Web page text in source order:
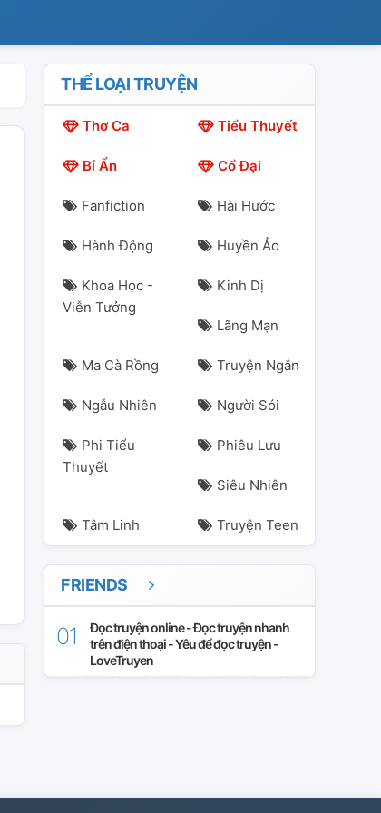
THỂ LOẠI TRUYỆN
Thơ Ca Tiểu Thuyết
Bí Ẩn Cổ Đại
Fanfiction Hài Hước
Hành Động Huyền Ảo
Khoa Học -
Viễn Tưởng
Kinh Dị
Lãng Mạn
Ma Cà Rồng Truyện Ngắn
Ngẫu Nhiên Người Sói
Phi Tiểu
Thuyết
Phiêu Lưu
Siêu Nhiên
Tâm Linh Truyện Teen
FRIENDS
Đọc truyện online - Đọc truyện nhanh
trên điện thoại - Yêu để đọc truyện -
LoveTruyen